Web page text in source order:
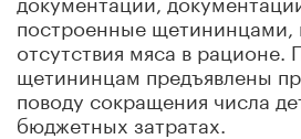
построенные щетининцами,
отсутствия мяса в
щетининцам предъявлены
поводу сокращения числа
бюджетных затратах.